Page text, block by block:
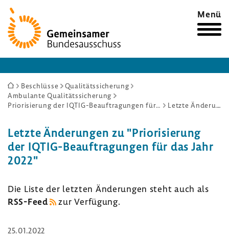
Zur
Startseite
Menü
Sie
sind
Beschlüsse
Qualitätssicherung
Ambulante Qualitätssicherung
Priorisierung der IQTIG-Beauftragungen für das Jahr 2022
Letzte Änderungen
Letzte Ände­rungen zu "Prio­ri­sie­rung
der IQTIG-​Beauftragungen für das Jahr
2022"
Die Liste der letzten Ände­rungen steht auch als
RSS-​Feed
zur Verfü­gung.
25.01.2022